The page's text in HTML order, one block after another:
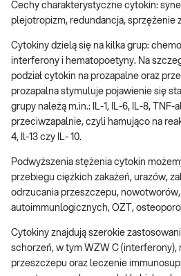
Cechy charakterystyczne cytokin:
plejotropizm, redundancja, sprzężenie
Cytokiny dzielą się na kilka grup:
interferony i hematopoetyny. Na
podział cytokin na prozapalne oraz
prozapalna stymuluje pojawienie się
grupy należą m.in.: IL-1, IL-6, IL-8,
przeciwzapalnie, czyli hamująco na
4, Il-13 czy IL- 10.
Podwyższenia stężenia cytokin
przebiegu ciężkich zakażeń, urazów,
odrzucania przeszczepu,
autoimmunlogicznych, OZT,
Cytokiny znajdują szerokie
schorzeń, w tym WZW C (interferony),
przeszczepu oraz leczenie